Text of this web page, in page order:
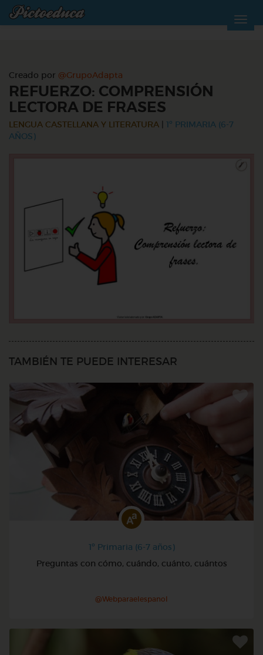
Creado por @GrupoAdapta
REFUERZO: COMPRENSIÓN
LECTORA DE FRASES
LENGUA CASTELLANA Y LITERATURA
1º PRIMARIA (6-7
AÑOS)
TAMBIÉN TE PUEDE INTERESAR
1º Primaria (6-7 años)
Preguntas con cómo, cuándo, cuánto, cuántos
@Webparaelespanol